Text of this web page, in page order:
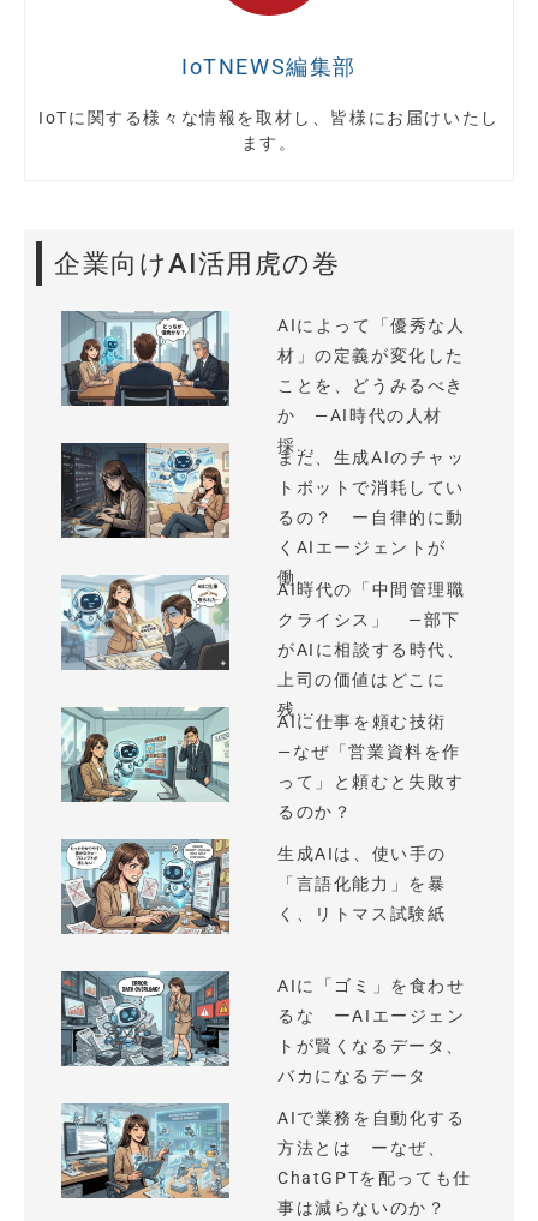
IoTNEWS編集部
IoTに関する様々な情報を取材し、皆様にお届けいたし
ます。
企業向けAI活用虎の巻
AIによって「優秀な人
材」の定義が変化した
ことを、どうみるべき
か —AI時代の人材
採...
まだ、生成AIのチャッ
トボットで消耗してい
るの？ ー自律的に動
くAIエージェントが
働...
AI時代の「中間管理職
クライシス」 —部下
がAIに相談する時代、
上司の価値はどこに
残...
AIに仕事を頼む技術
—なぜ「営業資料を作
って」と頼むと失敗す
るのか？
生成AIは、使い手の
「言語化能力」を暴
く、リトマス試験紙
AIに「ゴミ」を食わせ
るな ーAIエージェン
トが賢くなるデータ、
バカになるデータ
AIで業務を自動化する
方法とは ーなぜ、
ChatGPTを配っても仕
事は減らないのか？